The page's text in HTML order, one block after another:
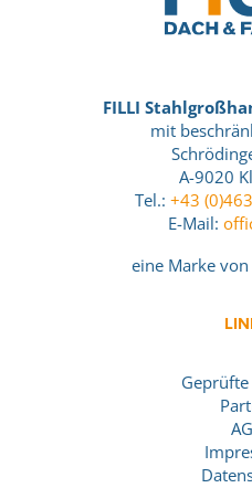
FILLI
mit
A-9020
Tel.: +43
E-Mail:
eine Marke von